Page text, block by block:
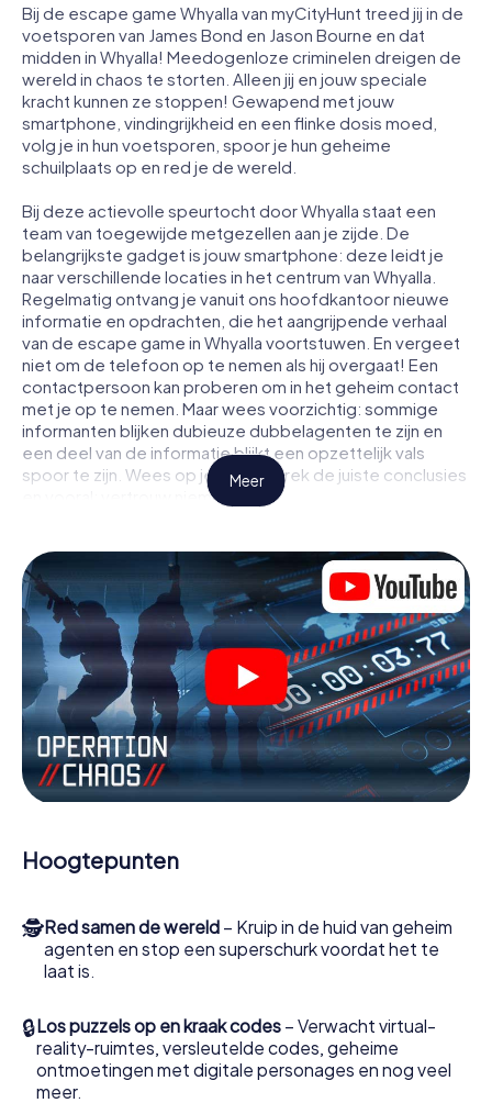
Bij de escape game Whyalla van myCityHunt treed jij in de
voetsporen van James Bond en Jason Bourne en dat
midden in Whyalla! Meedogenloze criminelen dreigen de
wereld in chaos te storten. Alleen jij en jouw speciale
kracht kunnen ze stoppen! Gewapend met jouw
smartphone, vindingrijkheid en een flinke dosis moed,
volg je in hun voetsporen, spoor je hun geheime
schuilplaats op en red je de wereld.
Bij deze actievolle speurtocht door Whyalla staat een
team van toegewijde metgezellen aan je zijde. De
belangrijkste gadget is jouw smartphone: deze leidt je
naar verschillende locaties in het centrum van Whyalla.
Regelmatig ontvang je vanuit ons hoofdkantoor nieuwe
informatie en opdrachten, die het aangrijpende verhaal
van de escape game in Whyalla voortstuwen. En vergeet
niet om de telefoon op te nemen als hij overgaat! Een
contactpersoon kan proberen om in het geheim contact
met je op te nemen. Maar wees voorzichtig: sommige
informanten blijken dubieuze dubbelagenten te zijn en
een deel van de informatie blijkt een opzettelijk vals
spoor te zijn. Wees op je hoede, trek de juiste conclusies
en vooral: vertrouw niemand!
niet opgesloten in een kamer waaruit je jezelf binnen een
bepaald tijdvenster moet bevrijden. Met deze
speurtocht met een smartphone wordt heel Whyalla jouw
speelveld! De technische voorwaarden voor jouw
avontuur in Whyalla zijn een smartphone en toegang tot
het mobiel internet. Met één klik krijg jij toegang tot onze
app. Je hoeft niets te installeren om door interactieve
video's, lastige minigames of andere functies in de actie
te worden getrokken.
Werk samen als een team, onderschep vijandige
spionnen en lok de handlangers van de schurk naar je toe.
excelleren om de slechteriken te stoppen. In
tegenstelling tot James Bond en Co. zullen jouw daden
jezelf en jouw team in de hoogste score van Whyalla en
krijg toegang tot jouw eigen fotogalerij. De escape game
van myCityHunt verandert Whyalla in jouw eigen
wereld van spionage en geheime agenten en verander
Whyalla in een escaperoom in de buitenlucht!
Meer
Hoogtepunten
🕵Red samen de wereld – Kruip in de huid van geheim
agenten en stop een superschurk voordat het te
laat is.
🔒Los puzzels op en kraak codes – Verwacht virtual-
reality-ruimtes, versleutelde codes, geheime
ontmoetingen met digitale personages en nog veel
meer.